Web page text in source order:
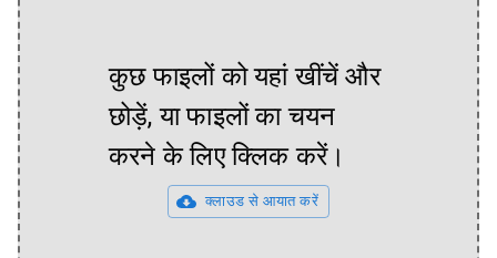
कुछ फाइलों को यहां खींचें और
छोड़ें, या फाइलों का चयन
करने के लिए क्लिक करें।
क्लाउड से आयात करें